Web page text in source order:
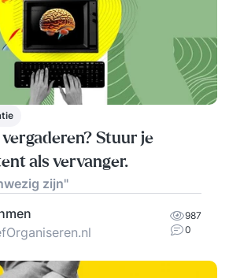
Stuur je
als vervanger.
zijn"
987
0